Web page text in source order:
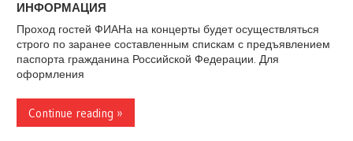
ИНФОРМАЦИЯ
Проход гостей ФИАНа на концерты будет осуществляться
строго по заранее составленным спискам с предъявлением
паспорта гражданина Российской Федерации. Для
оформления
Continue reading »